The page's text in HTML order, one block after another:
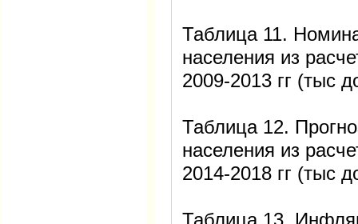
Таблица 11.
населения из
2009-2013 гг (тыс
Таблица 12.
населения из
2014-2018 гг (тыс
Таблица 13.